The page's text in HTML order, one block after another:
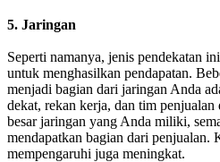
5. Jaringan
Seperti namanya, jenis pendekatan
untuk menghasilkan pendapatan.
menjadi bagian dari jaringan Anda
dekat, rekan kerja, dan tim penjualan
besar jaringan yang Anda miliki,
mendapatkan bagian dari penjualan.
mempengaruhi juga meningkat.